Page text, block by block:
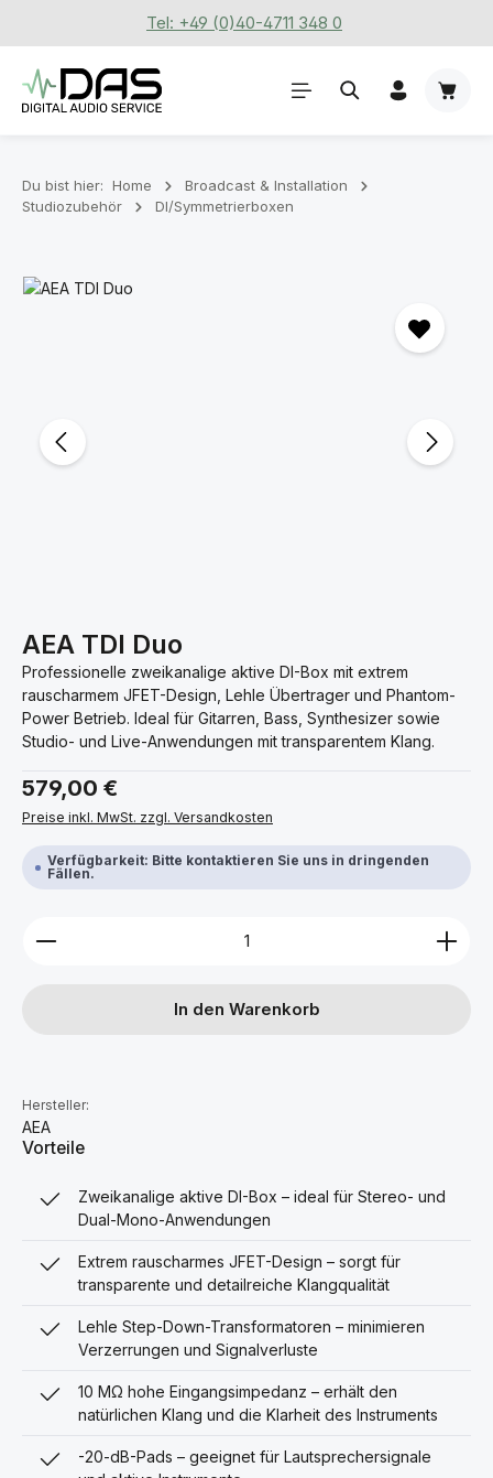
Zum Hauptinhalt springenTel: +49 (0)40-4711 348 0
Du bist hier: Home
Broadcast & Installation
Studiozubehör
DI/Symmetrierboxen
Bildergalerie überspringen
AEA TDI Duo
Professionelle zweikanalige aktive DI-Box mit extrem
rauscharmem JFET-Design, Lehle Übertrager und Phantom-
Power Betrieb. Ideal für Gitarren, Bass, Synthesizer sowie
Studio- und Live-Anwendungen mit transparentem Klang.
Regulärer Preis:
579,00 €
Preise inkl. MwSt. zzgl. Versandkosten
Verfügbarkeit: Bitte kontaktieren Sie uns in dringenden
Fällen.
Produkt Anzahl: Gib den gewünschten Wert ein
In den Warenkorb
Hersteller:
AEA
Vorteile
Zweikanalige aktive DI-Box – ideal für Stereo- und
Dual-Mono-Anwendungen
Extrem rauscharmes JFET-Design – sorgt für
transparente und detailreiche Klangqualität
Lehle Step-Down-Transformatoren – minimieren
Verzerrungen und Signalverluste
10 MΩ hohe Eingangsimpedanz – erhält den
natürlichen Klang und die Klarheit des Instruments
-20-dB-Pads – geeignet für Lautsprechersignale